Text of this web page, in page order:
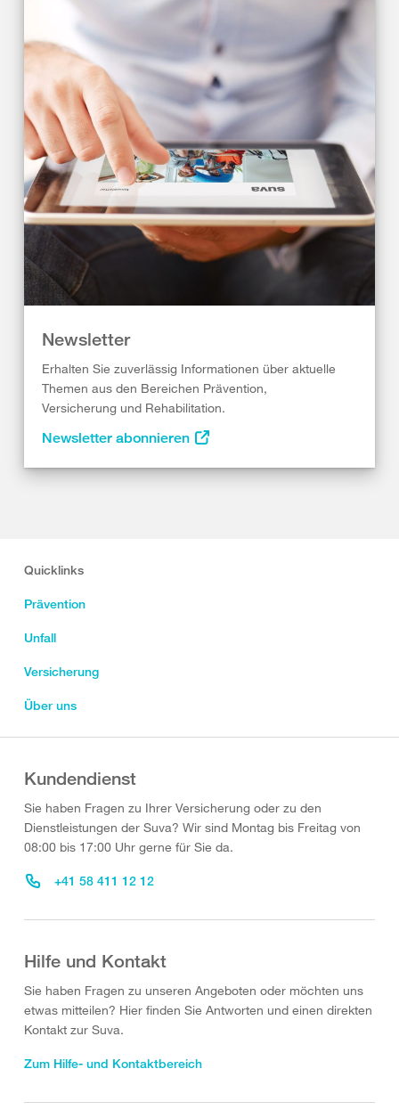
Newsletter
Erhalten Sie zuverlässig Informationen über aktuelle
Themen aus den Bereichen Prävention,
Versicherung und Rehabilitation.
Newsletter abonnieren
Quicklinks
Prävention
Unfall
Versicherung
Über uns
Kundendienst
Sie haben Fragen zu Ihrer Versicherung oder zu den
Dienstleistungen der Suva? Wir sind Montag bis Freitag von
08:00 bis 17:00 Uhr gerne für Sie da.
+41 58 411 12 12
Hilfe und Kontakt
Sie haben Fragen zu unseren Angeboten oder möchten uns
etwas mitteilen? Hier finden Sie Antworten und einen direkten
Kontakt zur Suva.
Zum Hilfe- und Kontaktbereich